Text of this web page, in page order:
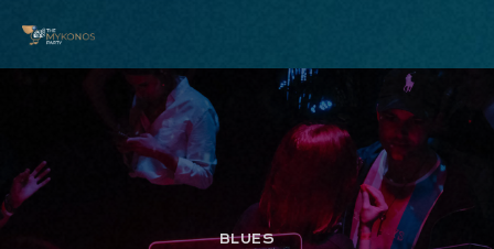
BLUES